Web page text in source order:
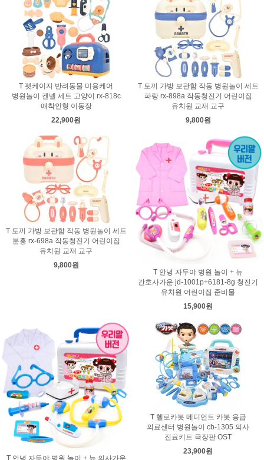
T 펫케이지 반려동물 미용케어
병원놀이 켄넬 세트 고양이 rx-818c
애착인형 이동장
22,900원
T 토끼 가방 보관함 작동 병원놀이 세트
파랑 rx-898a 작동청진기 어린이집
유치원 교재 교구
9,800원
T 토끼 가방 보관함 작동 병원놀이 세트
분홍 rx-698a 작동청진기 어린이집
유치원 교재 교구
9,800원
T 안녕 자두야 병원 놀이 + 뉴
간호사가운 jd-1001p+6181-8g 청진기
유치원 어린이집 준비물
15,900원
T 안녕 자두야 병원 놀이 + 뉴 의사가운
T 헬로카봇 메디언트 카봇 응급
의료센터 병원놀이 cb-1305 의사
진료키트 극장판 OST
23,900원